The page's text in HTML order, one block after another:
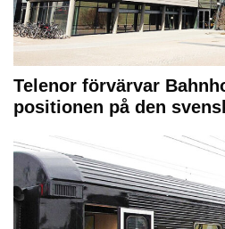
Telenor förvärvar
positionen på den